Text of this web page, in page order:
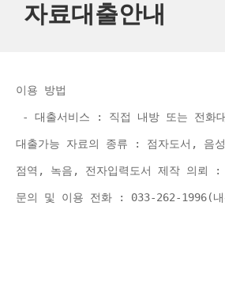
자료대출안내
이용 방법
- 대출서비스 : 직접 내방 또는 전화
대출가능 자료의 종류 : 점자도서, 음
점역, 녹음, 전자입력도서 제작 의뢰
문의 및 이용 전화 : 033-262-1996(